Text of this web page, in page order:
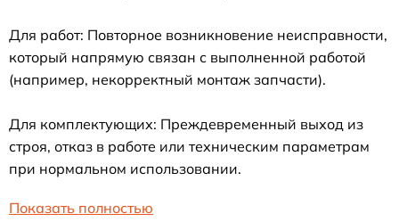
Для работ: Повторное возникновение неисправности,
который напрямую связан с выполненной работой
(например, некорректный монтаж запчасти).
Для комплектующих: Преждевременный выход из
строя, отказ в работе или техническим параметрам
при нормальном использовании.
Показать полностью